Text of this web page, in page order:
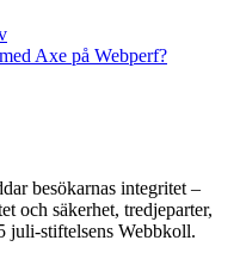
Axe på Webperf?
besökarnas integritet –
och säkerhet, tredjeparter,
juli-stiftelsens Webbkoll.